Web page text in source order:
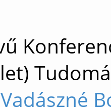
Vadászné